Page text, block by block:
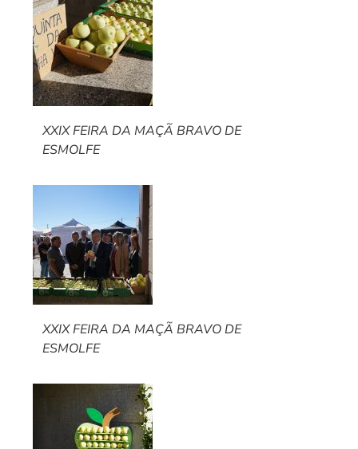
XXIX FEIRA DA MAÇÃ BRAVO DE
ESMOLFE
XXIX FEIRA DA MAÇÃ BRAVO DE
ESMOLFE